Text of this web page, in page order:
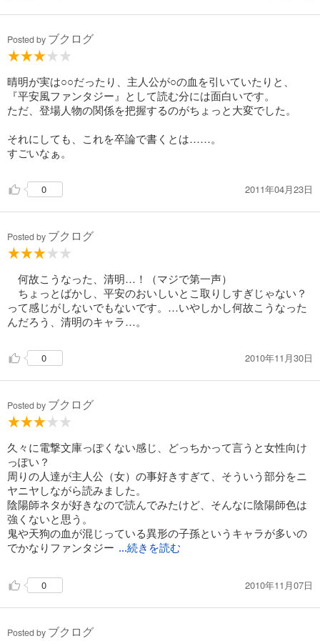
Posted by ブクログ
晴明が実は○○だったり、主人公が○の血を引いていたりと、
『平安風ファンタジー』として読む分には面白いです。
ただ、登場人物の関係を把握するのがちょっと大変でした。
それにしても、これを卒論で書くとは……。
すごいなぁ。
0 2011年04月23日
Posted by ブクログ
何故こうなった、清明…！（マジで第一声）
ちょっとばかし、平安のおいしいとこ取りしすぎじゃない？
って感じがしないでもないです。…いやしかし何故こうなった
んだろう、清明のキャラ…。
0 2010年11月30日
Posted by ブクログ
久々に電撃文庫っぽくない感じ、どっちかって言うと女性向け
っぽい？
周りの人達が主人公（女）の事好きすぎて、そういう部分をニ
ヤニヤしながら読みました。
陰陽師ネタが好きなので読んでみたけど、そんなに陰陽師色は
強くないと思う。
鬼や天狗の血が混じっている異形の子孫というキャラが多いの
でかなりファンタジー ...続きを読む
0 2010年11月07日
Posted by ブクログ